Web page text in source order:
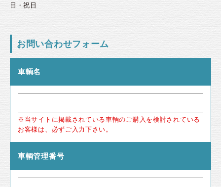
日・祝日
お問い合わせフォーム
車輌名
※当サイトに掲載されている車輌のご購入を検討されている
お客様は、必ずご入力下さい。
車輌管理番号